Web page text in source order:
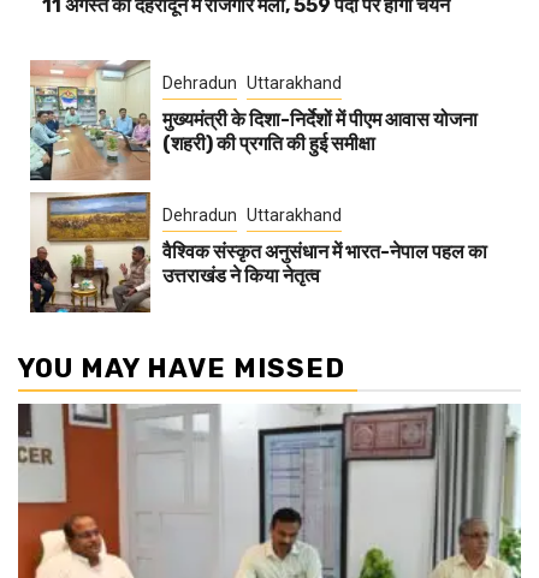
11 अगस्त को देहरादून में रोजगार मेला, 559 पदों पर होगा चयन
Dehradun Uttarakhand
मुख्यमंत्री के दिशा-निर्देशों में पीएम आवास योजना
(शहरी) की प्रगति की हुई समीक्षा
Dehradun Uttarakhand
वैश्विक संस्कृत अनुसंधान में भारत-नेपाल पहल का
उत्तराखंड ने किया नेतृत्व
YOU MAY HAVE MISSED